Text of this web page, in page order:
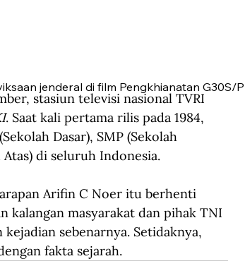
jenderal di film Pengkhianatan G30S/
stasiun televisi nasional TVRI
. Saat kali pertama rilis pada 1984,
Dasar), SMP (Sekolah
di seluruh Indonesia.
Arifin C Noer itu berhenti
kalangan masyarakat dan pihak TNI
sebenarnya. Setidaknya,
fakta sejarah.